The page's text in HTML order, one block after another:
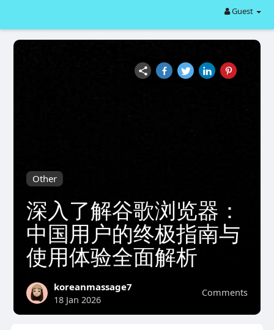
Guest
Other
深入了解谷歌浏览器：
中国用户的终极指南与
使用体验全面解析
Comments
koreanmassage7
18 Jan 2026